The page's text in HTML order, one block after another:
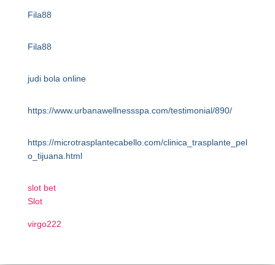
Fila88
Fila88
judi bola online
https://www.urbanawellnessspa.com/testimonial/890/
https://microtrasplantecabello.com/clinica_trasplante_pel
o_tijuana.html
slot bet
Slot
virgo222